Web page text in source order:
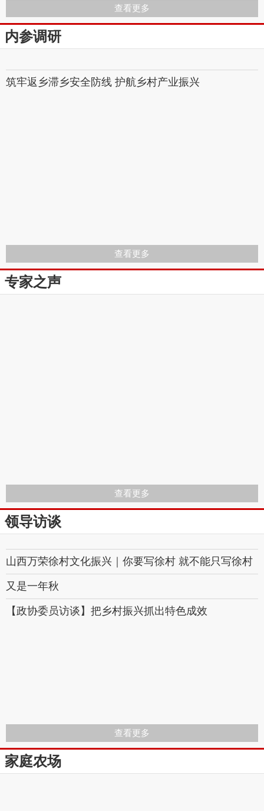
查看更多
内参调研
筑牢返乡滞乡安全防​线 护航乡村产业振兴
查看更多
专家之声
查看更多
领导访谈
山西万荣徐村文化振兴｜你要写徐村 就不能只写徐村
又是一年秋
【政协委员访谈】把乡村振兴抓出特色成效
查看更多
家庭农场